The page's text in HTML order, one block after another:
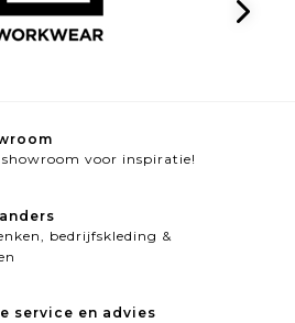
showroom voor inspiratie!
bedrijfskleding &
service en advies